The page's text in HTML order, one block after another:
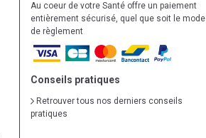
Au coeur de votre Santé offre un paiement
entièrement sécurisé, quel que soit le mode
de règlement
Conseils pratiques
Retrouver tous nos derniers conseils
pratiques